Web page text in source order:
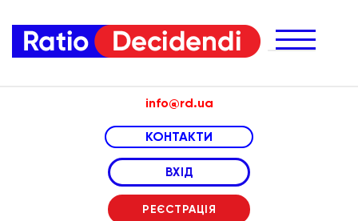
info@rd.ua
КОНТАКТИ
телефони менеджерів за напрямами:
онлайн курси
(063) 967 06 11
практикуми
ВХІД
РЕЄСТРАЦІЯ